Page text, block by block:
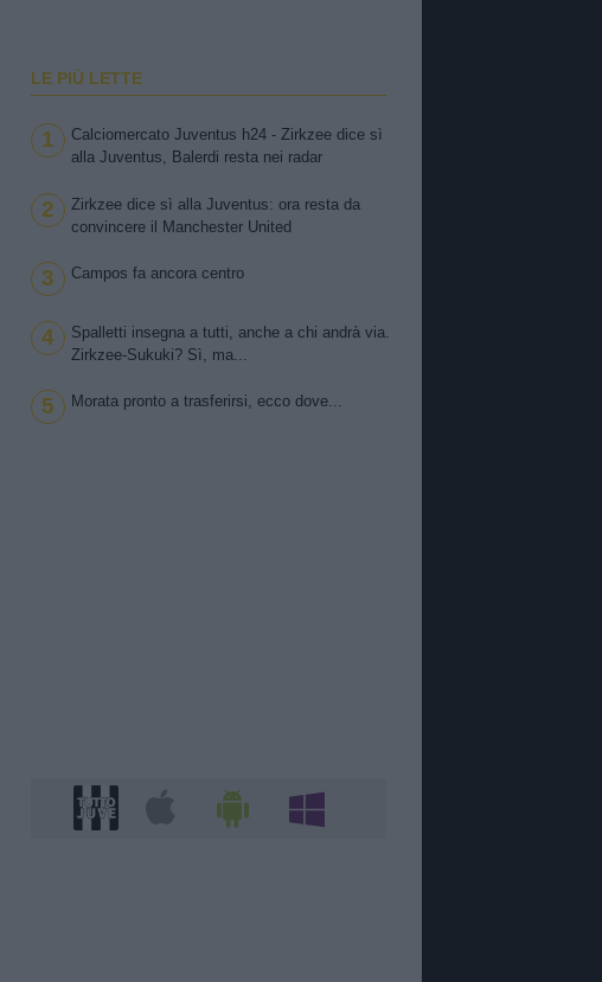
LE PIÙ LETTE
1
Calciomercato Juventus h24 - Zirkzee dice sì
alla Juventus, Balerdi resta nei radar
2
Zirkzee dice sì alla Juventus: ora resta da
convincere il Manchester United
3 Campos fa ancora centro
4
Spalletti insegna a tutti, anche a chi andrà via.
Zirkzee-Sukuki? Sì, ma...
5 Morata pronto a trasferirsi, ecco dove...